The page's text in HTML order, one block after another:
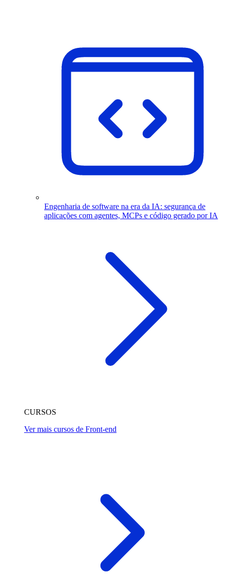
Engenharia de software na era da IA: segurança de
aplicações com agentes, MCPs e código gerado por IA
CURSOS
Ver mais cursos de Front-end